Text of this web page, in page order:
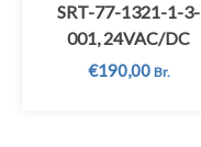
SRT-77-1321-1-3-
001, 24VAC/DC
€190,00 Br.